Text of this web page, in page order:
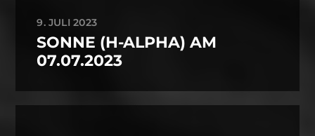
9. JULI 2023
SONNE (H-ALPHA) AM
07.07.2023